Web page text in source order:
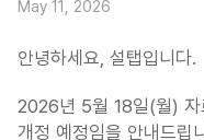
May 11, 2026
안녕하세요, 설탭입니다.
2026년 5월 18일(월) 자
개정 예정임을 안내드립